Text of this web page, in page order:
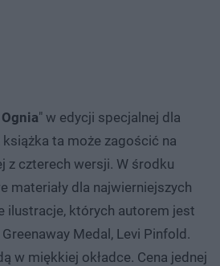
" w edycji specjalnej dla
ta może zagościć na
z czterech wersji. W środku
materiały dla najwierniejszych
ilustracje, których autorem jest
Medal, Levi Pinfold.
w miękkiej okładce. Cena jednej